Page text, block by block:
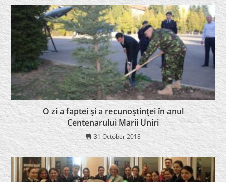
O zi a faptei şi a recunoştinţei în anul
Centenarului Marii Uniri
31 October 2018